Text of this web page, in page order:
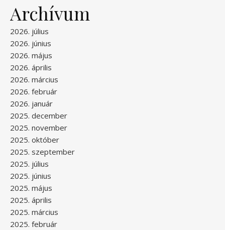
Archívum
2026. július
2026. június
2026. május
2026. április
2026. március
2026. február
2026. január
2025. december
2025. november
2025. október
2025. szeptember
2025. július
2025. június
2025. május
2025. április
2025. március
2025. február